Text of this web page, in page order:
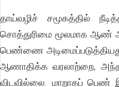
தாய்வழிச் சமூகத்தில்
சொத்துரிமை மூலமாக
பெண்ணை
ஆணாதிக்க வரலாற்றை,
விடவில்லை. மாறாகப் பெண்